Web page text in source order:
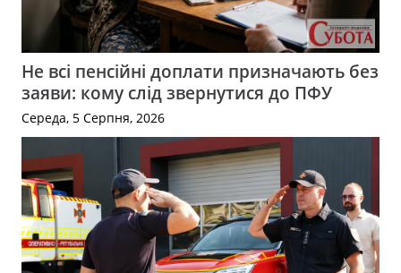
Не всі пенсійні доплати призначають без
заяви: кому слід звернутися до ПФУ
Середа, 5 Серпня, 2026